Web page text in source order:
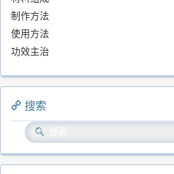
制作方法
使用方法
功效主治
搜索